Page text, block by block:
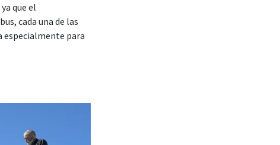
que el
cada una de las
especialmente para